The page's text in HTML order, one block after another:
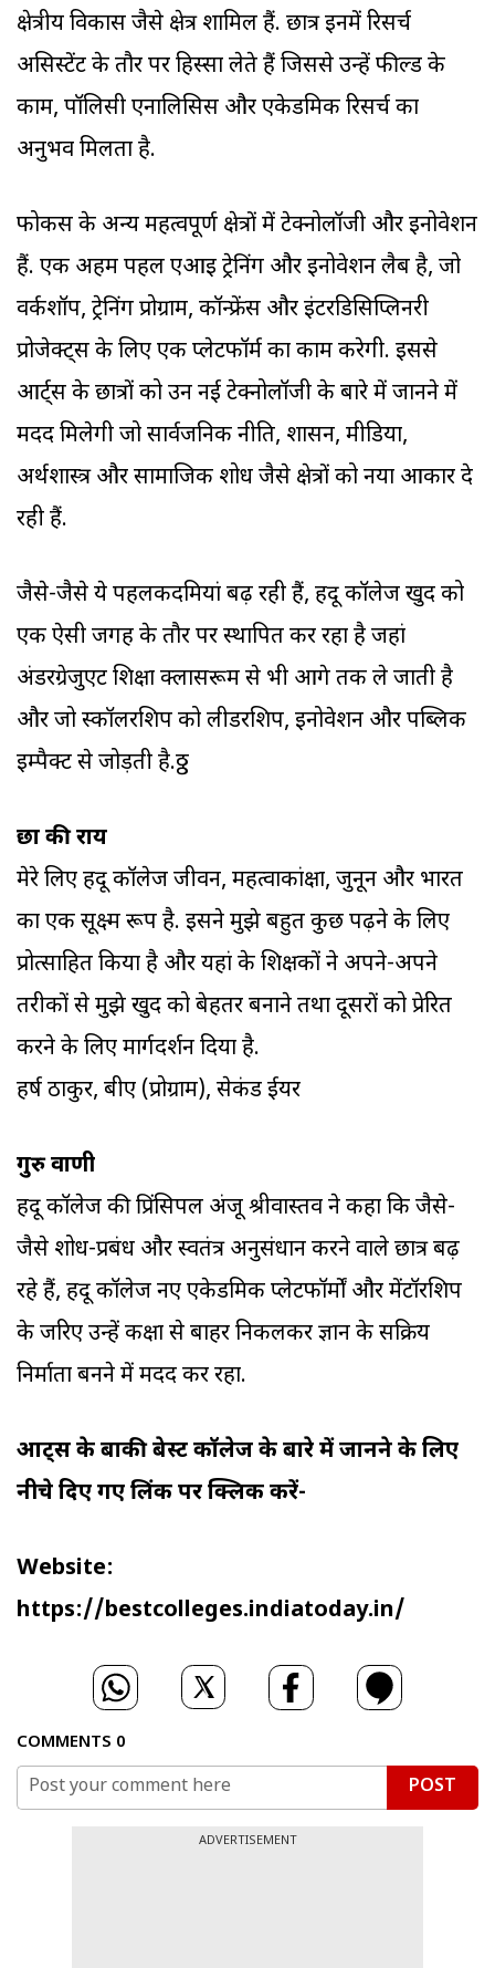
क्षेत्रीय विकास जैसे क्षेत्र शामिल हैं. छात्र इनमें रिसर्च
असिस्टेंट के तौर पर हिस्सा लेते हैं जिससे उन्हें फील्ड के
काम, पॉलिसी एनालिसिस और एकेडमिक रिसर्च का
अनुभव मिलता है.
फोकस के अन्य महत्वपूर्ण क्षेत्रों में टेक्नोलॉजी और इनोवेशन
हैं. एक अहम पहल एआइ ट्रेनिंग और इनोवेशन लैब है, जो
वर्कशॉप, ट्रेनिंग प्रोग्राम, कॉन्फ्रेंस और इंटरडिसिप्लिनरी
प्रोजेक्ट्स के लिए एक प्लेटफॉर्म का काम करेगी. इससे
आर्ट्स के छात्रों को उन नई टेक्नोलॉजी के बारे में जानने में
मदद मिलेगी जो सार्वजनिक नीति, शासन, मीडिया,
अर्थशास्त्र और सामाजिक शोध जैसे क्षेत्रों को नया आकार दे
रही हैं.
जैसे-जैसे ये पहलकदमियां बढ़ रही हैं, हिंदू कॉलेज खुद को
एक ऐसी जगह के तौर पर स्थापित कर रहा है जहां
अंडरग्रेजुएट शिक्षा क्लासरूम से भी आगे तक ले जाती है
और जो स्कॉलरशिप को लीडरशिप, इनोवेशन और पब्लिक
इम्पैक्ट से जोड़ती है.ठ्ठ
छात्र की राय
मेरे लिए हिंदू कॉलेज जीवन, महत्वाकांक्षा, जुनून और भारत
का एक सूक्ष्म रूप है. इसने मुझे बहुत कुछ पढ़ने के लिए
प्रोत्साहित किया है और यहां के शिक्षकों ने अपने-अपने
तरीकों से मुझे खुद को बेहतर बनाने तथा दूसरों को प्रेरित
करने के लिए मार्गदर्शन दिया है.
हर्ष ठाकुर, बीए (प्रोग्राम), सेकंड ईयर
गुरु वाणी
हिंदू कॉलेज की प्रिंसिपल अंजू श्रीवास्तव ने कहा कि जैसे-
जैसे शोध-प्रबंध और स्वतंत्र अनुसंधान करने वाले छात्र बढ़
रहे हैं, हिंदू कॉलेज नए एकेडमिक प्लेटफॉर्मों और मेंटॉरशिप
के जरिए उन्हें कक्षा से बाहर निकलकर ज्ञान के सक्रिय
निर्माता बनने में मदद कर रहा.
आर्ट्स के बाकी बेस्ट कॉलेज के बारे में जानने के लिए
नीचे दिए गए लिंक पर क्लिक करें-
Website:
https://bestcolleges.indiatoday.in/
COMMENTS 0
POST
ADVERTISEMENT